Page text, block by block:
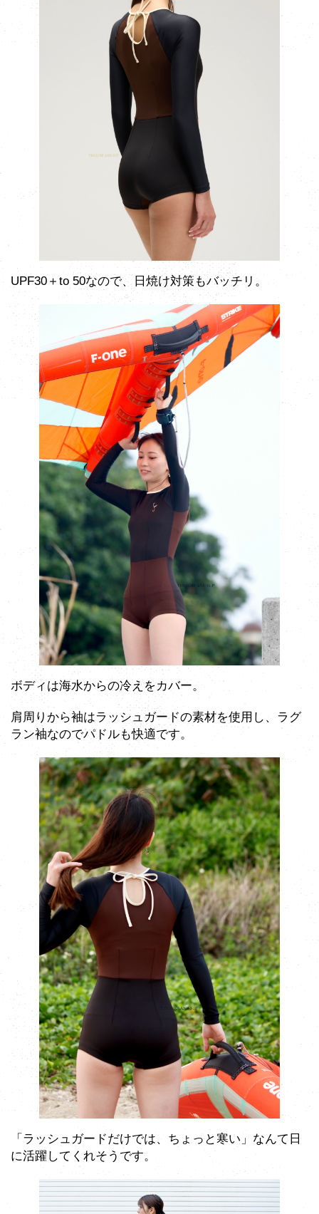
UPF30＋to 50なので、日焼け対策もバッチリ。
ボディは海水からの冷えをカバー。
肩周りから袖はラッシュガードの素材を使用し、ラグ
ラン袖なのでパドルも快適です。
「ラッシュガードだけでは、ちょっと寒い」なんて日
に活躍してくれそうです。